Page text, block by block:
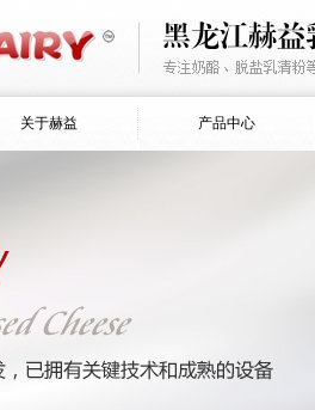
关于赫益 产品中心